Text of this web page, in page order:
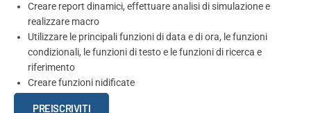
Creare report dinamici, effettuare analisi di simulazione e
realizzare macro
Utilizzare le principali funzioni di data e di ora, le funzioni
condizionali, le funzioni di testo e le funzioni di ricerca e
riferimento
Creare funzioni nidificate
PREISCRIVITI